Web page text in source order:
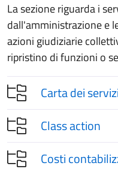
La sezione riguarda i
dall'amministrazione e
azioni giudiziarie
ripristino di funzioni o
Carta dei
Class action
Costi